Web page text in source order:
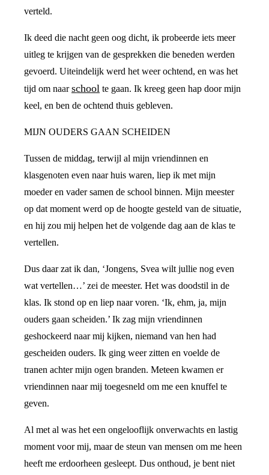
verteld.
Ik deed die nacht geen oog dicht, ik probeerde iets meer
uitleg te krijgen van de gesprekken die beneden werden
gevoerd. Uiteindelijk werd het weer ochtend, en was het
tijd om naarschool te gaan. Ik kreeg geen hap door mijn
keel, en ben de ochtend thuis gebleven.
MIJN OUDERS GAAN SCHEIDEN
Tussen de middag, terwijl al mijn vriendinnen en
klasgenoten even naar huis waren, liep ik met mijn
moeder en vader samen de school binnen. Mijn meester
op dat moment werd op de hoogte gesteld van de situatie,
en hij zou mij helpen het de volgende dag aan de klas te
vertellen.
Dus daar zat ik dan, ‘Jongens, Svea wilt jullie nog even
wat vertellen…’ zei de meester. Het was doodstil in de
klas. Ik stond op en liep naar voren. ‘Ik, ehm, ja, mijn
ouders gaan scheiden.’ Ik zag mijn vriendinnen
geshockeerd naar mij kijken, niemand van hen had
gescheiden ouders. Ik ging weer zitten en voelde de
tranen achter mijn ogen branden. Meteen kwamen er
vriendinnen naar mij toegesneld om me een knuffel te
geven.
Al met al was het een ongelooflijk onverwachts en lastig
moment voor mij, maar de steun van mensen om me heen
heeft me erdoorheen gesleept. Dus onthoud, je bent niet